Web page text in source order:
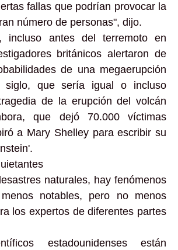
fallas que podrían provocar la
número de personas", dijo.
incluso antes del terremoto en
británicos alertaron de
de una megaerupción
siglo, que sería igual o incluso
de la erupción del volcán
que dejó 70.000 víctimas
a Mary Shelley para escribir su
naturales, hay fenómenos
notables, pero no menos
los expertos de diferentes partes
estadounidenses están